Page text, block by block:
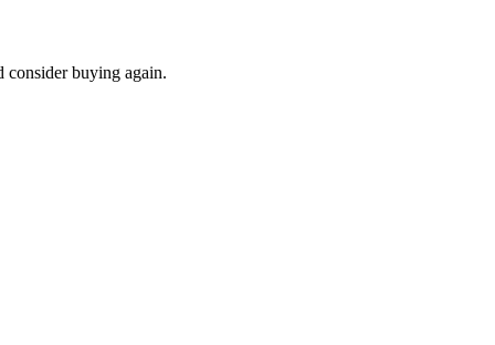
consider buying again.